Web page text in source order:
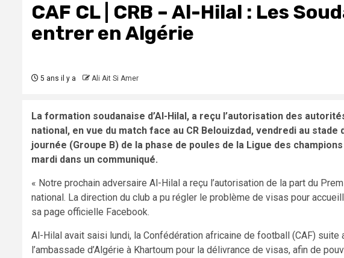
CAF CL | CRB – Al-Hilal : Les
entrer en Algérie
5 ans il y a Ali Ait Si Amer
La formation soudanaise d’Al-Hilal, a reçu l’autorisation des
national, en vue du match face au CR Belouizdad, vendredi au
journée (Groupe B) de la phase de poules de la Ligue des
mardi dans un communiqué.
« Notre prochain adversaire Al-Hilal a reçu l’autorisation de la part du
national. La direction du club a pu régler le problème de visas pour
sa page officielle Facebook.
Al-Hilal avait saisi lundi, la Confédération africaine de football (CAF) suite
l’ambassade d’Algérie à Khartoum pour la délivrance de visas, afin de